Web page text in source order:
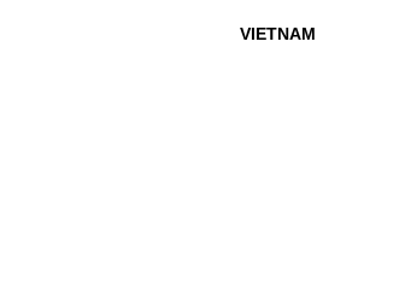
VIETNAM